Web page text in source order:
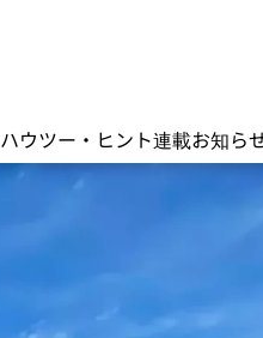
ハウツー・ヒント連載お知ら